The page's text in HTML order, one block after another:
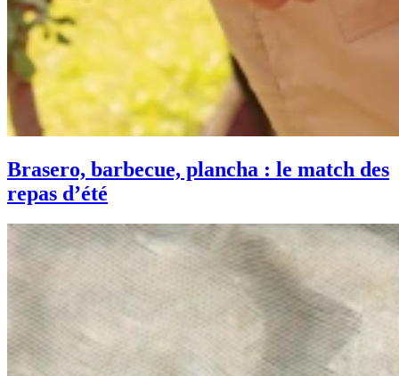
Brasero, barbecue, plancha : le match des
repas d’été